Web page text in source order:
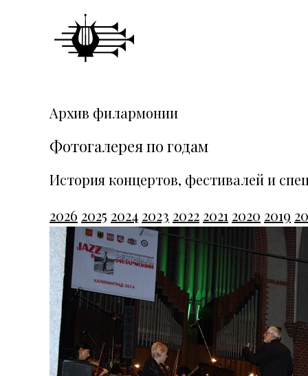
Архив филармонии
Фотогалерея по годам
История концертов, фестивалей и
2026 2025 2024 2023 2022 2021 2020 2019